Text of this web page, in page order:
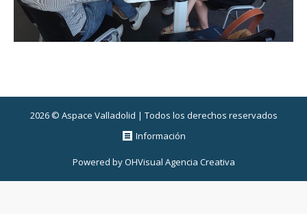
2026 © Aspace Valladolid | Todos los derechos reservados
Información
Powered byOHVisual Agencia Creativa